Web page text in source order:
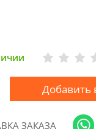
Добавить
ЗАКАЗА